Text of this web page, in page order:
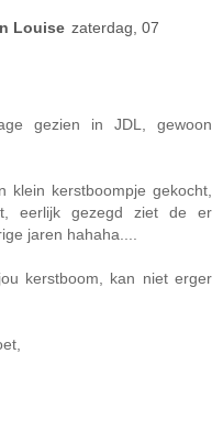
Louise zaterdag, 07
gezien in JDL, gewoon
klein kerstboompje gekocht,
eerlijk gezegd ziet de er
jaren hahaha....
kerstboom, kan niet erger